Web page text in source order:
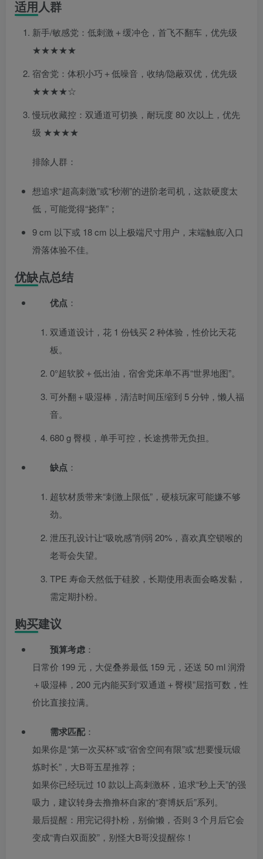
适用人群
新手/敏感党：低刺激＋缓冲仓，首飞不翻车，优先级
★★★★★
宿舍党：体积小巧＋低噪音，收纳/隐蔽双优，优先级
★★★★☆
慢玩收藏控：双通道可切换，耐玩度 80 次以上，优先
级 ★★★★
排除人群：
想追求“超高刺激”或“秒潮”的进阶老司机，这款硬度太
低，可能觉得“挠痒”；
9 cm 以下或 18 cm 以上极端尺寸用户，末端触底/入口
滑落体验不佳。
优缺点总结
优点 ：
双通道设计，花 1 份钱买 2 种体验，性价比天花
板。
0°超软胶＋低出油，宿舍党床单不再“世界地图”。
可外翻＋吸湿棒，清洁时间压缩到 5 分钟，懒人福
音。
680 g 臀模，单手可控，长途携带无负担。
缺点 ：
超软材质带来“刺激上限低”，硬核玩家可能嫌不够
劲。
泄压孔设计让“吸吮感”削弱 20%，喜欢真空锁喉的
老哥会失望。
TPE 寿命天然低于硅胶，长期使用表面会略发黏，
需定期扑粉。
购买建议
预算考虑 ：
日常价 199 元，大促叠券最低 159 元，还送 50 ml 润滑
＋吸湿棒，200 元内能买到“双通道＋臀模”屈指可数，性
价比直接拉满。
需求匹配：
如果你是“第一次买杯”或“宿舍空间有限”或“想要慢玩锻
炼时长”，大B哥五星推荐；
如果你已经玩过 10 款以上高刺激杯，追求“秒上天”的强
吸力，建议转身去撸撸杯自家的“赛博妖后”系列。
最后提醒：用完记得扑粉，别偷懒，否则 3 个月后它会
变成“青白双面胶”，别怪大B哥没提醒你！